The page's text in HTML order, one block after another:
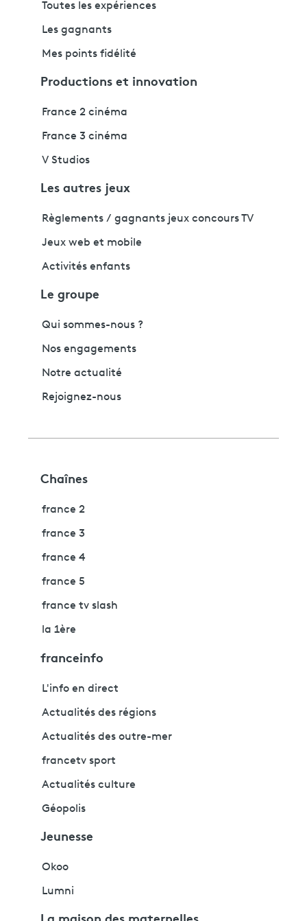
Toutes les expériences
Les gagnants
Mes points fidélité
Productions et innovation
France 2 cinéma
France 3 cinéma
V Studios
Les autres jeux
Règlements / gagnants jeux concours TV
Jeux web et mobile
Activités enfants
Le groupe
Qui sommes-nous ?
Nos engagements
Notre actualité
Rejoignez-nous
Chaînes
france 2
france 3
france 4
france 5
france tv slash
la 1ère
franceinfo
L'info en direct
Actualités des régions
Actualités des outre-mer
francetv sport
Actualités culture
Géopolis
Jeunesse
Okoo
Lumni